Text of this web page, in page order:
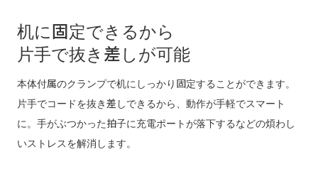
机に固定できるから
片手で抜き差しが可能
本体付属のクランプで机にしっかり固定することができます。
片手でコードを抜き差しできるから、動作が手軽でスマート
に。手がぶつかった拍子に充電ポートが落下するなどの煩わし
いストレスを解消します。